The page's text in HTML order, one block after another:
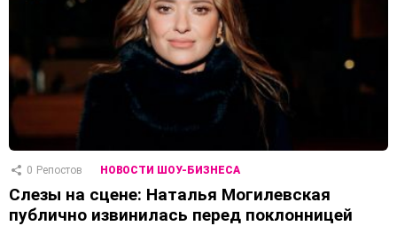
0 Репостов НОВОСТИ ШОУ-БИЗНЕСА
Слезы на сцене: Наталья Могилевская
публично извинилась перед поклонницей